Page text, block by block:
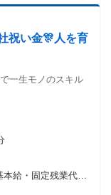
城市にお住まい
、営業、ホール・
タッフ、データ
続によるキャリア
祝い金🎊人を育
一生モノのスキル
給・固定残業代・